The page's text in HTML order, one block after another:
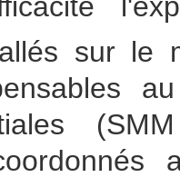
sur le